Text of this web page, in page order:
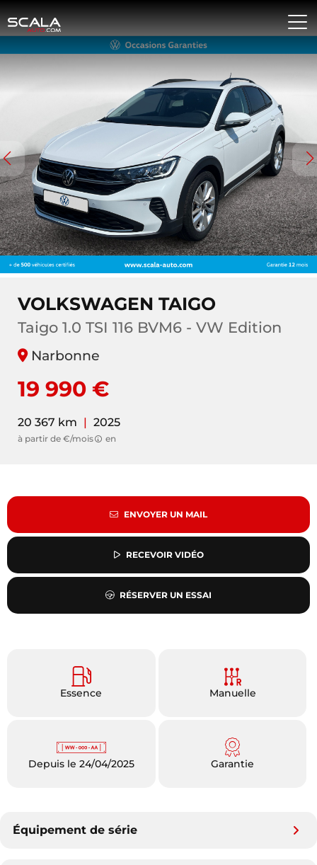
VOLKSWAGEN TAIGO
Taigo 1.0 TSI 116 BVM6 - VW Edition
Narbonne
19 990 €
20 367 km | 2025
à partir de €/mois en
ENVOYER UN MAIL
RECEVOIR VIDÉO
RÉSERVER UN ESSAI
Essence Manuelle
Depuis le 24/04/2025 Garantie
Équipement de série